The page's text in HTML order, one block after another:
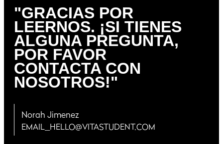
"GRACIAS POR
LEERNOS. ¡SI TIENES
ALGUNA PREGUNTA,
POR FAVOR
CONTACTA CON
NOSOTROS!"
Norah Jimenez
EMAIL_HELLO@VITASTUDENT.COM